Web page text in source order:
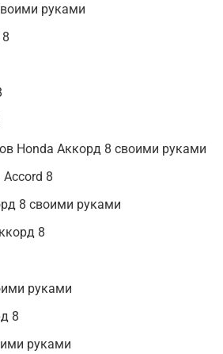
руками
Honda Аккорд 8 своими руками
8
8 своими руками
8
руками
8
руками